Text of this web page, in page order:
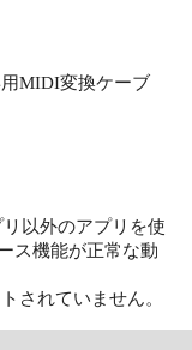
用MIDI変換ケーブ
以外のアプリを使
ス機能が正常な動
されていません。